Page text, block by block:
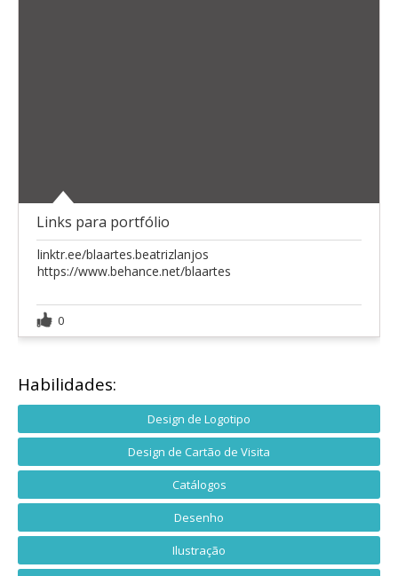
Links para portfólio
linktr.ee/blaartes.beatrizlanjos
https://www.behance.net/blaartes
0
Habilidades:
Design de Logotipo
Design de Cartão de Visita
Catálogos
Desenho
Ilustração